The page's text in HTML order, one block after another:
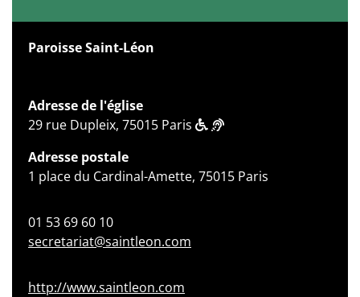
Paroisse Saint-Léon
Adresse de l'église
29 rue Dupleix, 75015 Paris
Adresse postale
1 place du Cardinal-Amette, 75015 Paris
01 53 69 60 10
secretariat@saintleon.com
http://www.saintleon.com